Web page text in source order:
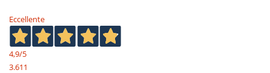
Eccellente
4,9/5
3.611